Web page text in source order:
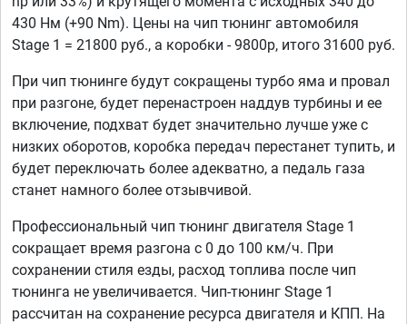
430 Нм (+90 Nm). Цены на чип тюнинг автомобиля
Stage 1 = 21800 руб., а коробки - 9800р, итого 31600 руб.
При чип тюнинге будут сокращены турбо яма и провал
при разгоне, будет перенастроен наддув турбины и ее
включение, подхват будет значительно лучше уже с
низких оборотов, коробка передач перестанет тупить, и
будет переключать более адекватно, а педаль газа
станет намного более отзывчивой.
Профессиональный чип тюнинг двигателя Stage 1
сокращает время разгона с 0 до 100 км/ч. При
сохранении стиля езды, расход топлива после чип
тюнинга не увеличивается. Чип-тюнинг Stage 1
рассчитан на сохранение ресурса двигателя и КПП. На